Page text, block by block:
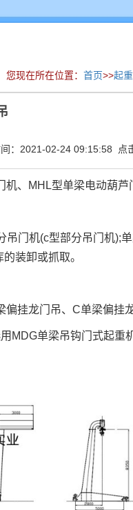
您现在所在位置： 首页>>起
：2021-02-24 09:15:58 点
、MHL型单梁电动葫芦
门机(c型部分吊门机);
装卸或抓取。
偏挂龙门吊、C单梁偏挂
单梁吊钩门式起重机